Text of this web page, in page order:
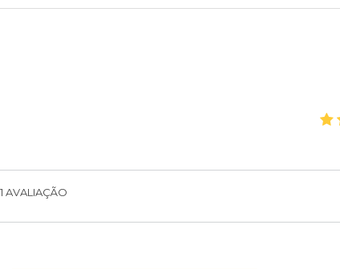
1 AVALIAÇÃO